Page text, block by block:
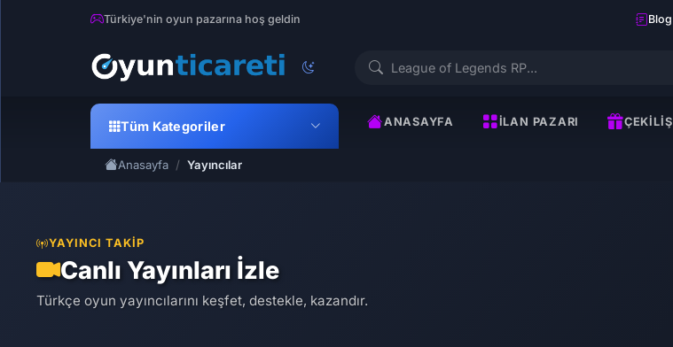
Türkiye'nin oyun pazarına hoş geldin Blog
Tüm Kategoriler ANASAYFA İLAN PAZARI ÇEKILIŞ
Anasayfa Yayıncılar
YAYINCI TAKIP
Canlı Yayınları İzle
Türkçe oyun yayıncılarını keşfet, destekle, kazandır.